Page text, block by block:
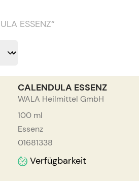
ESSENZ“
CALENDULA ESSENZ
WALA Heilmittel GmbH
100 ml
Essenz
01681338
Verfügbarkeit